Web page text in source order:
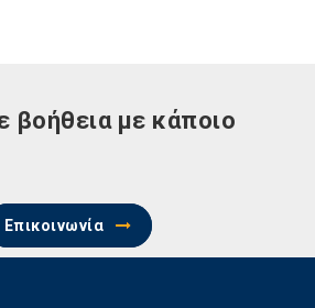
βοήθεια με κάποιο
Επικοινωνία